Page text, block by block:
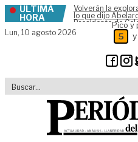
Skip to content
ÚLTIMA
HORA
Volverán la
lo que dijo
Presidente de
Lun, 10 agosto 2026
Pico y
5 y